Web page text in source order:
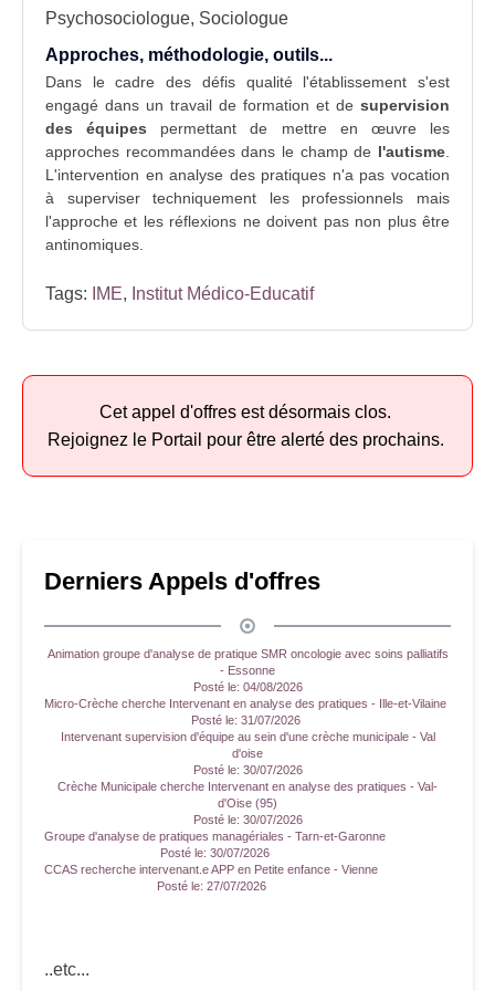
Psychosociologue, Sociologue
Approches, méthodologie, outils...
Dans le cadre des défis qualité l'établissement s'est
engagé dans un travail de formation et de supervision
des équipes permettant de mettre en œuvre les
approches recommandées dans le champ de l'autisme.
L'intervention en analyse des pratiques n'a pas vocation
à superviser techniquement les professionnels mais
l'approche et les réflexions ne doivent pas non plus être
antinomiques.
Tags: IME, Institut Médico-Educatif
Cet appel d'offres est désormais clos.
Rejoignez le Portail pour être alerté des prochains.
Derniers Appels d'offres
Animation groupe d'analyse de pratique SMR oncologie avec soins palliatifs
- Essonne
Posté le: 04/08/2026
Micro-Crèche cherche Intervenant en analyse des pratiques - Ille-et-Vilaine
Posté le: 31/07/2026
Intervenant supervision d'équipe au sein d'une crèche municipale - Val
d'oise
Posté le: 30/07/2026
Crèche Municipale cherche Intervenant en analyse des pratiques - Val-
d'Oise (95)
Posté le: 30/07/2026
Groupe d'analyse de pratiques managériales - Tarn-et-Garonne
Posté le: 30/07/2026
CCAS recherche intervenant.e APP en Petite enfance - Vienne
Posté le: 27/07/2026
..etc...